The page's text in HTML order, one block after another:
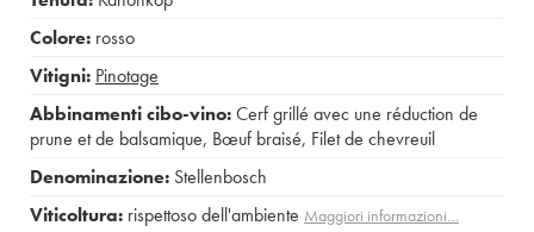
Colore: rosso
Vitigni: Pinotage
Abbinamenti cibo-vino:Cerf grillé avec une réduction de
prune et de balsamique, Bœuf braisé, Filet de chevreuil
Denominazione: Stellenbosch
Viticoltura: rispettoso dell'ambiente Maggiori informazioni…